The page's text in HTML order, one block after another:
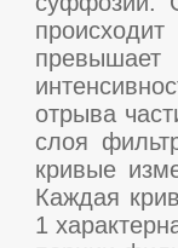
превышает
отрыва
слоя
кривые
Каждая
1